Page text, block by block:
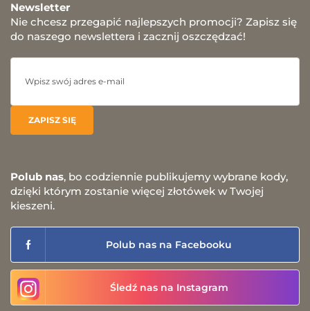
Newsletter
Nie chcesz przegapić najlepszych promocji? Zapisz się
do naszego newslettera i zacznij oszczędzać!
Polub nas, bo codziennie publikujemy wybrane kody,
dzięki którym zostanie więcej złotówek w Twojej
kieszeni.
Polub nas na Facebooku
Śledź nas na Instagram